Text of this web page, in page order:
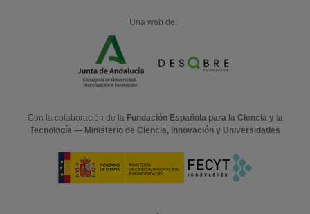
Una web de:
Con la colaboración de la Fundación Española para la Ciencia y la
Tecnología — Ministerio de Ciencia, Innovación y Universidades